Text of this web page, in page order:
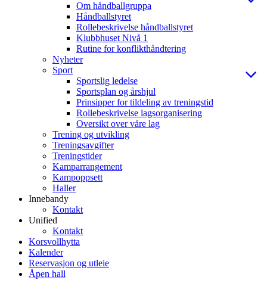
Om håndballgruppa
Håndballstyret
Rollebeskrivelse håndballstyret
Klubbhuset Nivå 1
Rutine for konflikthåndtering
Nyheter
Sport
Sportslig ledelse
Sportsplan og årshjul
Prinsipper for tildeling av treningstid
Rollebeskrivelse lagsorganisering
Oversikt over våre lag
Trening og utvikling
Treningsavgifter
Treningstider
Kamparrangement
Kampoppsett
Haller
Innebandy
Kontakt
Unified
Kontakt
Korsvollhytta
Kalender
Reservasjon og utleie
Åpen hall